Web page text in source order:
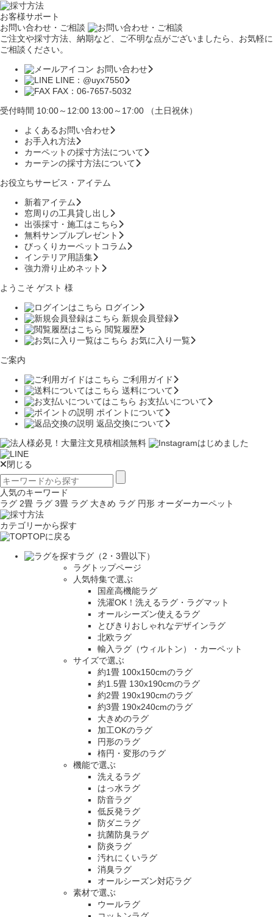
お客様サポート
お問い合わせ・ご相談
ご注文や採寸方法、納期など、ご不明な点がございましたら、お気軽に
ご相談ください。
お問い合わせ
LINE：@uyx7550
FAX：06-7657-5032
受付時間 10:00～12:00 13:00～17:00 （土日祝休）
よくあるお問い合わせ
お手入れ方法
カーペットの採寸方法について
カーテンの採寸方法について
お役立ちサービス・アイテム
新着アイテム
窓周りの工具貸し出し
出張採寸・施工はこちら
無料サンプルプレゼント
びっくりカーペットコラム
インテリア用語集
強力滑り止めネット
ようこそ ゲスト 様
ログイン
新規会員登録
閲覧履歴
お気に入り一覧
ご案内
ご利用ガイド
送料について
お支払いについて
ポイントについて
返品交換について
閉じる
人気のキーワード
ラグ 2畳 ラグ 3畳 ラグ 大きめ ラグ 円形 オーダーカーペット
カテゴリーから探す
TOPに戻る
ラグ（2・3畳以下）
ラグトップページ
人気特集で選ぶ
国産高機能ラグ
洗濯OK！洗えるラグ・ラグマット
オールシーズン使えるラグ
とびきりおしゃれなデザインラグ
北欧ラグ
輸入ラグ（ウィルトン）・カーペット
サイズで選ぶ
約1畳 100x150cmのラグ
約1.5畳 130x190cmのラグ
約2畳 190x190cmのラグ
約3畳 190x240cmのラグ
大きめのラグ
加工OKのラグ
円形のラグ
楕円・変形のラグ
機能で選ぶ
洗えるラグ
はっ水ラグ
防音ラグ
低反発ラグ
防ダニラグ
抗菌防臭ラグ
防炎ラグ
汚れにくいラグ
消臭ラグ
オールシーズン対応ラグ
素材で選ぶ
ウールラグ